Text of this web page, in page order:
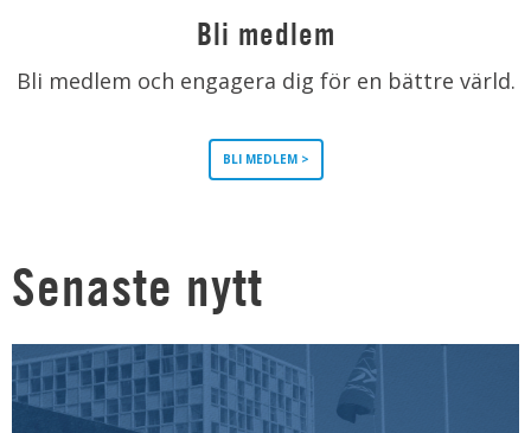
Bli medlem
Bli medlem och engagera dig för en bättre värld.
BLI MEDLEM >
Senaste nytt